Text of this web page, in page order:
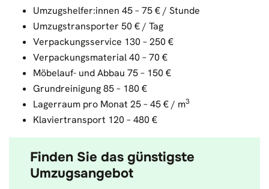
Umzugshelfer:innen 45 – 75 € / Stunde
Umzugstransporter 50 € / Tag
Verpackungsservice 130 – 250 €
Verpackungsmaterial 40 – 70 €
Möbelauf- und Abbau 75 – 150 €
Grundreinigung 85 – 180 €
Lagerraum pro Monat 25 – 45 € / m3
Klaviertransport 120 – 480 €
Finden Sie das günstigste
Umzugsangebot